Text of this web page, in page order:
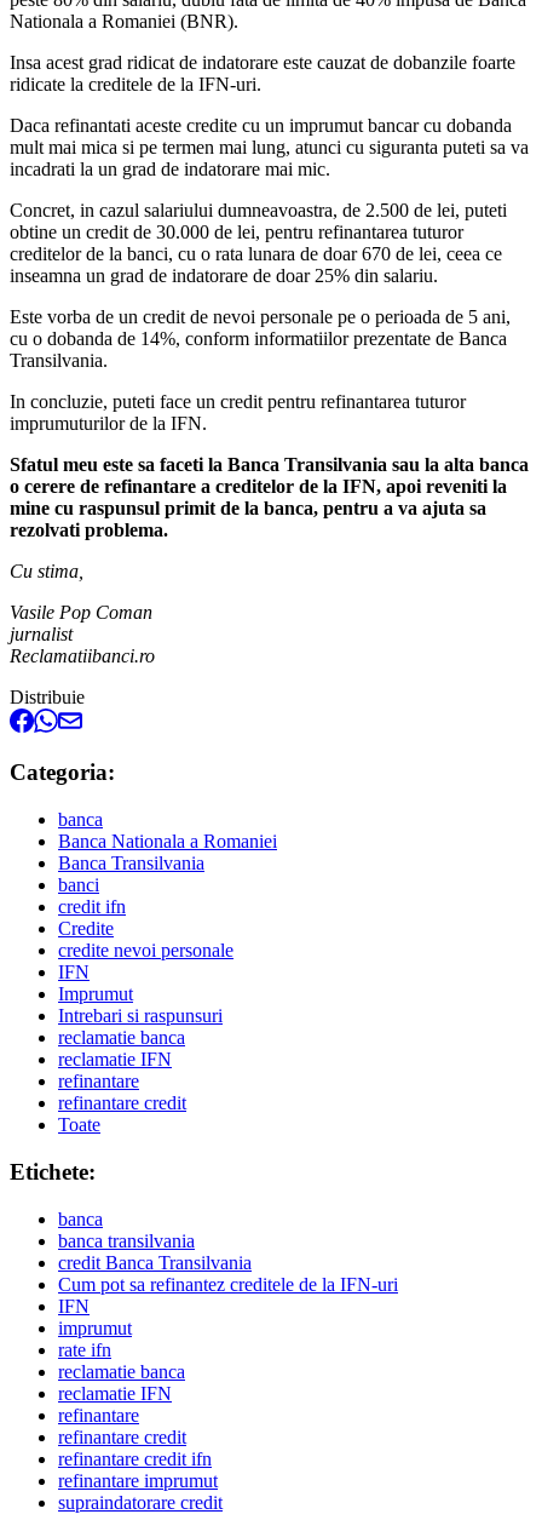
Nationala a Romaniei (BNR).
Insa acest grad ridicat de indatorare este cauzat de dobanzile foarte
ridicate la creditele de la IFN-uri.
Daca refinantati aceste credite cu un imprumut bancar cu dobanda
mult mai mica si pe termen mai lung, atunci cu siguranta puteti sa va
incadrati la un grad de indatorare mai mic.
Concret, in cazul salariului dumneavoastra, de 2.500 de lei, puteti
obtine un credit de 30.000 de lei, pentru refinantarea tuturor
creditelor de la banci, cu o rata lunara de doar 670 de lei, ceea ce
inseamna un grad de indatorare de doar 25% din salariu.
Este vorba de un credit de nevoi personale pe o perioada de 5 ani,
cu o dobanda de 14%, conform informatiilor prezentate de Banca
Transilvania.
In concluzie, puteti face un credit pentru refinantarea tuturor
imprumuturilor de la IFN.
Sfatul meu este sa faceti la Banca Transilvania sau la alta banca
o cerere de refinantare a creditelor de la IFN, apoi reveniti la
mine cu raspunsul primit de la banca, pentru a va ajuta sa
rezolvati problema.
Cu stima,
Vasile Pop Coman
jurnalist
Reclamatiibanci.ro
Distribuie
Categoria:
banca
Banca Nationala a Romaniei
Banca Transilvania
banci
credit ifn
Credite
credite nevoi personale
IFN
Imprumut
Intrebari si raspunsuri
reclamatie banca
reclamatie IFN
refinantare
refinantare credit
Toate
Etichete:
banca
banca transilvania
credit Banca Transilvania
Cum pot sa refinantez creditele de la IFN-uri
IFN
imprumut
rate ifn
reclamatie banca
reclamatie IFN
refinantare
refinantare credit
refinantare credit ifn
refinantare imprumut
supraindatorare credit